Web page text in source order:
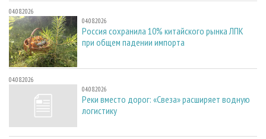
04.08.2026
04.08.2026
Россия сохранила 10% китайского рынка ЛПК
при общем падении импорта
04.08.2026
04.08.2026
Реки вместо дорог: «Свеза» расширяет водную
логистику